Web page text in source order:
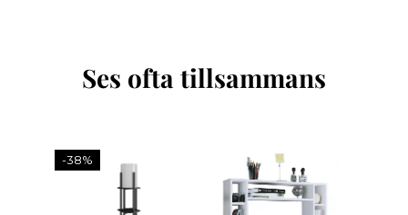
Ses ofta tillsammans
-38%